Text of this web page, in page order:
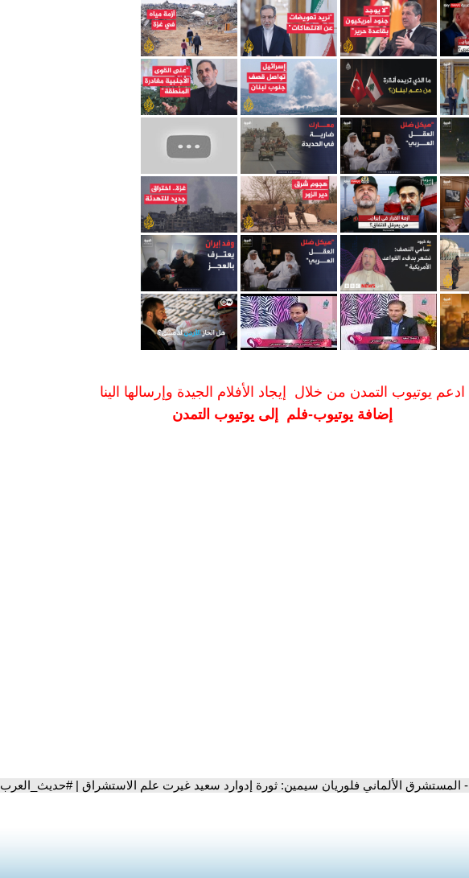
ادعم يوتيوب التمدن من خلال إيجاد الأفلام الجيدة وإرسالها الينا
إضافة يوتيوب-فلم إلى يوتيوب التمدن
- المستشرق الألماني فلوريان سيمين: ثورة إدوارد سعيد غيرت علم الاستشراق | #حديث_العرب